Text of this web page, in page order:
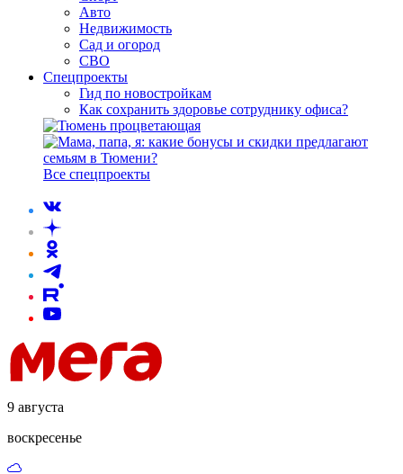
Авто
Недвижимость
Сад и огород
СВО
Спецпроекты
Гид по новостройкам
Как сохранить здоровье сотруднику офиса?
Все спецпроекты
9 августа
воскресенье